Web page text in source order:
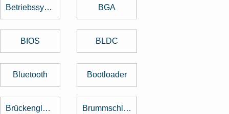
Betriebssystem BGA
BIOS BLDC
Bluetooth Bootloader
Brückengleichrichter Brummschleifen